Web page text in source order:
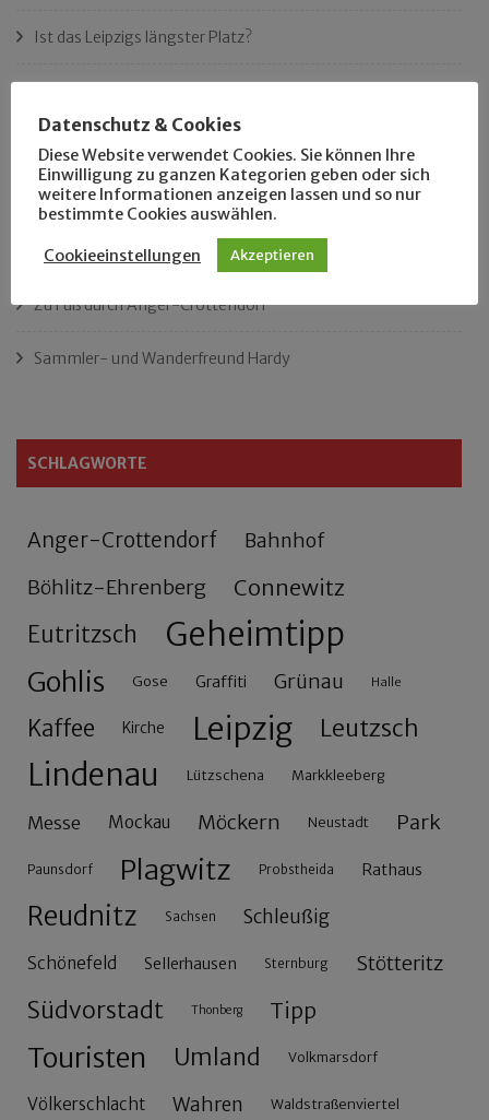
Ist das Leipzigs längster Platz?
Das neue Eutritzsch-Buch
Der Leipziger Schmiedetag von 1904
Rennfahrer in Schönefeld und Zschocher
Zu Fuß durch Anger-Crottendorf
Sammler- und Wanderfreund Hardy
SCHLAGWORTE
Anger-Crottendorf Bahnhof
Böhlitz-Ehrenberg Connewitz
Eutritzsch Geheimtipp
Gohlis Gose Graffiti Grünau Halle
Kaffee Kirche Leipzig Leutzsch
Lindenau Lützschena Markkleeberg
Messe Mockau Möckern Neustadt Park
Paunsdorf Plagwitz Probstheida Rathaus
Reudnitz Sachsen Schleußig
Schönefeld Sellerhausen Sternburg Stötteritz
Südvorstadt Thonberg Tipp
Touristen Umland Volkmarsdorf
Völkerschlacht Wahren Waldstraßenviertel
Datenschutz & Cookies
Diese Website verwendet Cookies. Sie können Ihre
Einwilligung zu ganzen Kategorien geben oder sich
weitere Informationen anzeigen lassen und so nur
bestimmte Cookies auswählen.
Cookieeinstellungen Akzeptieren